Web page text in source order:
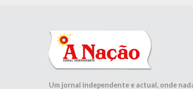
Um jornal independente e actual, onde